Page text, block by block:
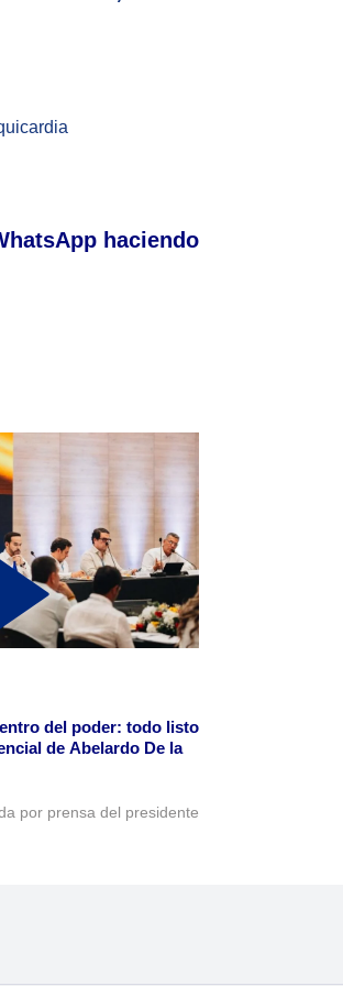
haciendo
del poder: todo listo
de Abelardo De la
por prensa del presidente